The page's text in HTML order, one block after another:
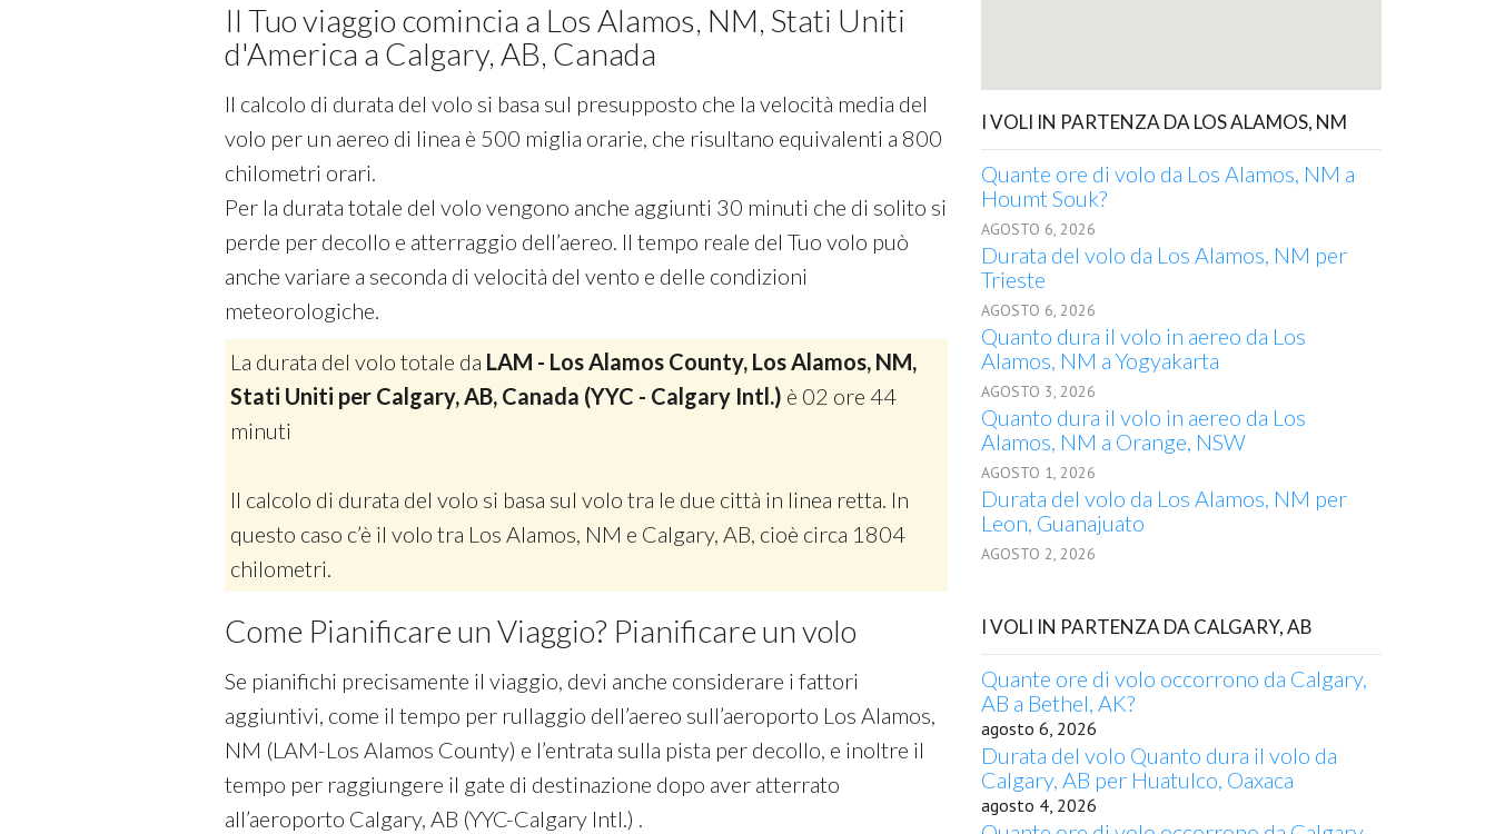
Il Tuo viaggio comincia a Los Alamos, NM, Stati Uniti
d'America a Calgary, AB, Canada
Il calcolo di durata del volo si basa sul presupposto che la velocità media del
volo per un aereo di linea è 500 miglia orarie, che risultano equivalenti a 800
chilometri orari.
Per la durata totale del volo vengono anche aggiunti 30 minuti che di solito si
perde per decollo e atterraggio dell’aereo. Il tempo reale del Tuo volo può
anche variare a seconda di velocità del vento e delle condizioni
meteorologiche.
La durata del volo totale da LAM - Los Alamos County, Los Alamos, NM,
Stati Uniti per Calgary, AB, Canada (YYC - Calgary Intl.) è 02 ore 44
minuti
Il calcolo di durata del volo si basa sul volo tra le due città in linea retta. In
questo caso c’è il volo tra Los Alamos, NM e Calgary, AB, cioè circa 1804
chilometri.
Come Pianificare un Viaggio? Pianificare un volo
Se pianifichi precisamente il viaggio, devi anche considerare i fattori
aggiuntivi, come il tempo per rullaggio dell’aereo sull’aeroporto Los Alamos,
NM (LAM-Los Alamos County) e l’entrata sulla pista per decollo, e inoltre il
tempo per raggiungere il gate di destinazione dopo aver atterrato
all’aeroporto Calgary, AB (YYC-Calgary Intl.) .
I VOLI IN PARTENZA DA LOS ALAMOS, NM
Quante ore di volo da Los Alamos, NM a
Houmt Souk?
AGOSTO 6, 2026
Durata del volo da Los Alamos, NM per
Trieste
AGOSTO 6, 2026
Quanto dura il volo in aereo da Los
Alamos, NM a Yogyakarta
AGOSTO 3, 2026
Quanto dura il volo in aereo da Los
Alamos, NM a Orange, NSW
AGOSTO 1, 2026
Durata del volo da Los Alamos, NM per
Leon, Guanajuato
AGOSTO 2, 2026
I VOLI IN PARTENZA DA CALGARY, AB
Quante ore di volo occorrono da Calgary,
AB a Bethel, AK?
agosto 6, 2026
Durata del volo Quanto dura il volo da
Calgary, AB per Huatulco, Oaxaca
agosto 4, 2026